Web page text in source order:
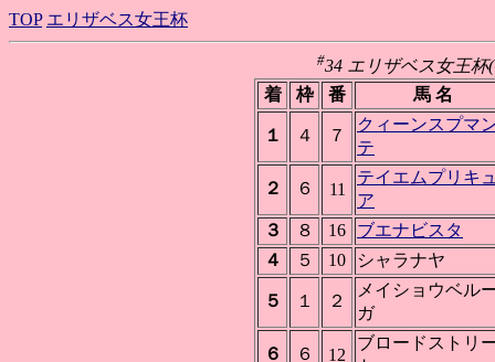
TOP エリザベス女王杯
#34 エリザベス女王杯
着
枠 番 馬 名
１ ４ ７
クィーンスプマ
テ
２ ６ 11
テイエムプリキ
ア
３
８ 16
ブエナビスタ
４
５ 10 シャラナヤ
５ １ ２
メイショウベル
ガ
６ ６ 12
ブロードストリ